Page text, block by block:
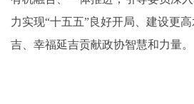
力实现“十五五”良好开局、建设更
吉、幸福延吉贡献政协智慧和力量。